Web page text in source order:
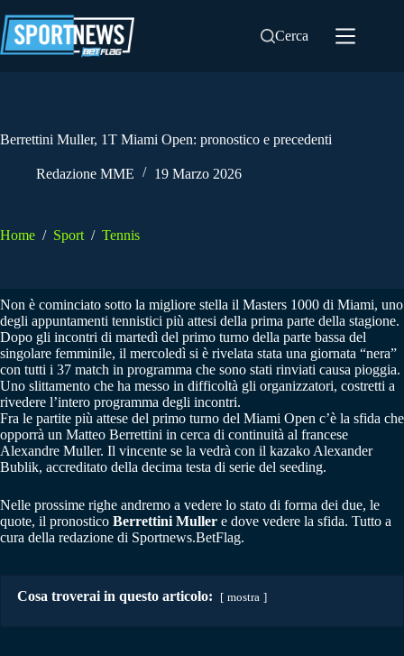
al
contenuto
Cerca
Berrettini Muller, 1T Miami Open: pronostico e precedenti
Redazione MME 19 Marzo 2026
Home / Sport / Tennis
Non è cominciato sotto la migliore stella il Masters 1000 di Miami, uno
degli appuntamenti tennistici più attesi della prima parte della stagione.
Dopo gli incontri di martedì del primo turno della parte bassa del
singolare femminile, il mercoledì si è rivelata stata una giornata “nera”
con tutti i 37 match in programma che sono stati rinviati causa pioggia.
Uno slittamento che ha messo in difficoltà gli organizzatori, costretti a
rivedere l’intero programma degli incontri.
Fra le partite più attese del primo turno del Miami Open c’è la sfida che
opporrà un Matteo Berrettini in cerca di continuità al francese
Alexandre Muller. Il vincente se la vedrà con il kazako Alexander
Bublik, accreditato della decima testa di serie del seeding.
Nelle prossime righe andremo a vedere lo stato di forma dei due, le
quote, il pronostico Berrettini Muller e dove vedere la sfida. Tutto a
cura della redazione di Sportnews.BetFlag.
Cosa troverai in questo articolo: mostra